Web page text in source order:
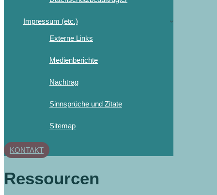
Impressum (etc.)
Externe Links
Medienberichte
Nachtrag
Sinnsprüche und Zitate
Sitemap
KONTAKT
Ressourcen